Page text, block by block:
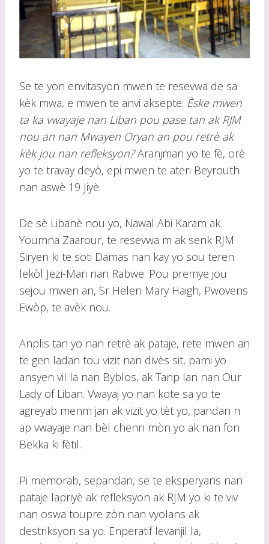
Se te yon envitasyon mwen te resevwa de sa
kèk mwa, e mwen te anvi aksepte: Èske mwen
ta ka vwayaje nan Liban pou pase tan ak RJM
nou an nan Mwayen Oryan an pou retrè ak
kèk jou nan refleksyon?Aranjman yo te fè, orè
yo te travay deyò, epi mwen te ateri Beyrouth
nan aswè 19 Jiyè.
De sè Libanè nou yo, Nawal Abi Karam ak
Youmna Zaarour, te resevwa m ak senk RJM
Siryen ki te soti Damas nan kay yo sou teren
lekòl Jezi-Mari nan Rabwe. Pou premye jou
sejou mwen an, Sr Helen Mary Haigh, Pwovens
Ewòp, te avèk nou.
Anplis tan yo nan retrè ak pataje, rete mwen an
te gen ladan tou vizit nan divès sit, pami yo
ansyen vil la nan Byblos, ak Tanp lan nan Our
Lady of Liban. Vwayaj yo nan kote sa yo te
agreyab menm jan ak vizit yo tèt yo, pandan n
ap vwayaje nan bèl chenn mòn yo ak nan fon
Bekka ki fètil.
Pi memorab, sepandan, se te eksperyans nan
pataje lapriyè ak refleksyon ak RJM yo ki te viv
nan oswa toupre zòn nan vyolans ak
destriksyon sa yo. Enperatif levanjil la,